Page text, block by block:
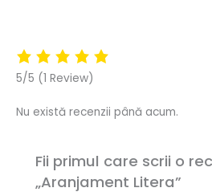
5/5 (1 Review)
Nu există recenzii până acum.
Fii primul care scrii o
„Aranjament Litera”